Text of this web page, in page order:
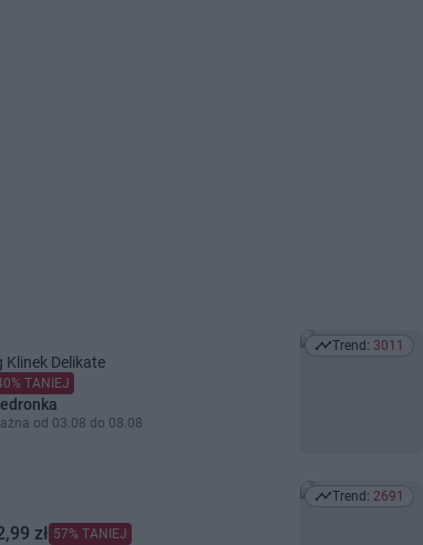
Klinek Delikate
TANIEJ
od 03.08 do 08.08
Trend: 3011
Trend: 3011
zł 57% TANIEJ
Trend: 2691
Trend: 2691